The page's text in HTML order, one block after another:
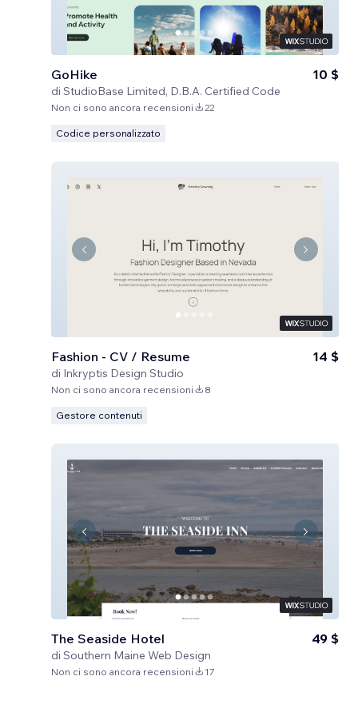
GoHike
di StudioBase Limited, D.B.A. Certified Code
10 $
Non ci sono ancora recensioni 22
Codice personalizzato
Fashion - CV / Resume
di Inkryptis Design Studio
14 $
Non ci sono ancora recensioni 8
Gestore contenuti
The Seaside Hotel
di Southern Maine Web Design
49 $
Non ci sono ancora recensioni 17